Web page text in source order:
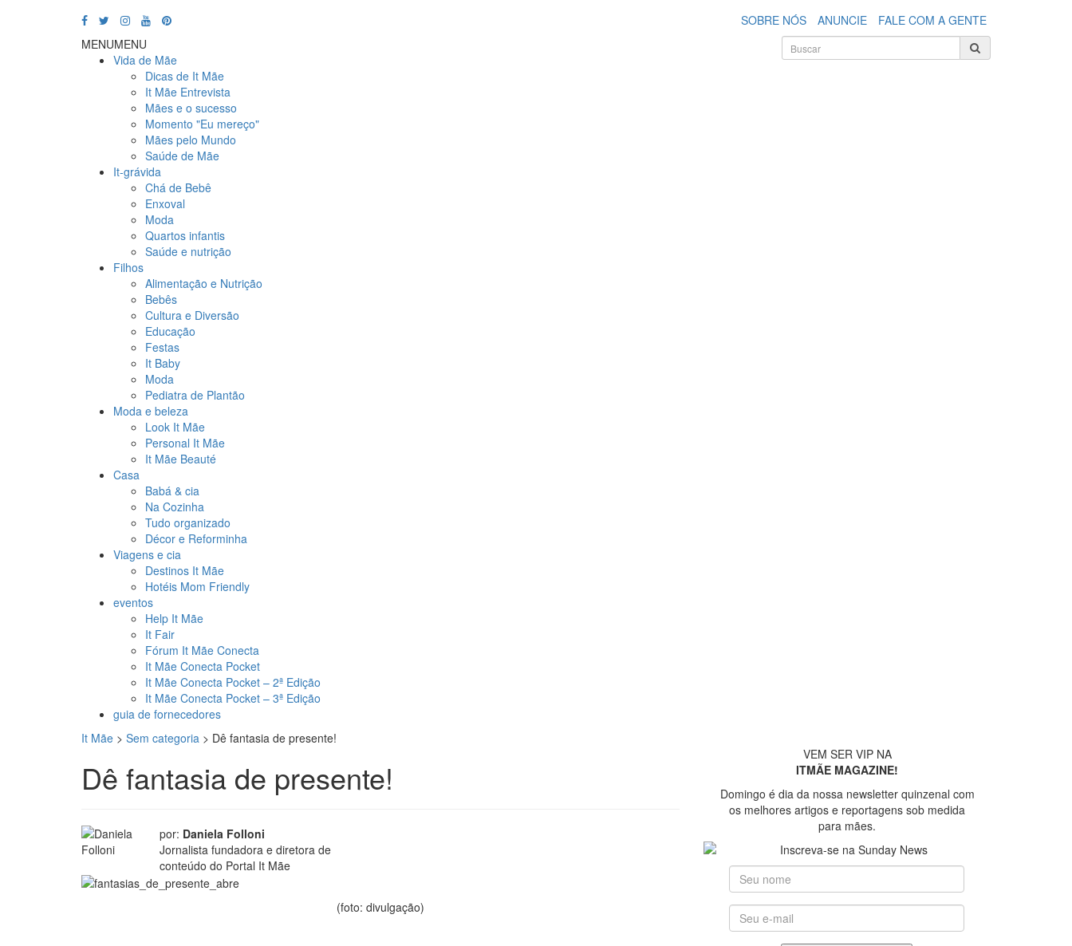
SOBRE NÓS ANUNCIE
FALE COM A GENTE
MENUMENU
Vida de Mãe
Dicas de It Mãe
It Mãe Entrevista
Mães e o sucesso
Momento "Eu mereço"
Mães pelo Mundo
Saúde de Mãe
It-grávida
Chá de Bebê
Enxoval
Moda
Quartos infantis
Saúde e nutrição
Filhos
Alimentação e Nutrição
Bebês
Cultura e Diversão
Educação
Festas
It Baby
Moda
Pediatra de Plantão
Moda e beleza
Look It Mãe
Personal It Mãe
It Mãe Beauté
Casa
Babá & cia
Na Cozinha
Tudo organizado
Décor e Reforminha
Viagens e cia
Destinos It Mãe
Hotéis Mom Friendly
eventos
Help It Mãe
It Fair
Fórum It Mãe Conecta
It Mãe Conecta Pocket
It Mãe Conecta Pocket – 2ª Edição
It Mãe Conecta Pocket – 3ª Edição
guia de fornecedores
It Mãe > Sem categoria > Dê fantasia de presente!
Dê fantasia de presente!
por: Daniela Folloni
Jornalista fundadora e diretora de
conteúdo do Portal It Mãe
(foto: divulgação)
VEM SER VIP NA
ITMÃE MAGAZINE!
Domingo é dia da nossa newsletter quinzenal com
os melhores artigos e reportagens sob medida
para mães.